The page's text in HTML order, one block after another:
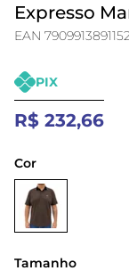
Expresso
EAN
PIX
R$ 232,66
Cor
Tamanho